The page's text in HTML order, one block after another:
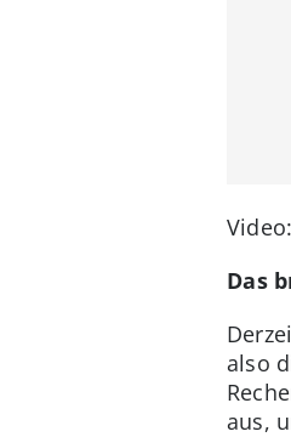
Das
also
aus,